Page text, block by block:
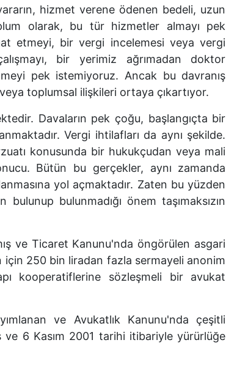
hizmet verene ödenen bedeli, uzun
olarak, bu tür hizmetler almayı pek
etmeyi, bir vergi incelemesi veya vergi
bir yerimiz ağrımadan doktor
pek istemiyoruz. Ancak bu davranış
toplumsal ilişkileri ortaya çıkartıyor.
Davaların pek çoğu, başlangıçta bir
Vergi ihtilafları da aynı şekilde.
konusunda bir hukukçudan veya mali
Bütün bu gerçekler, aynı zamanda
yol açmaktadır. Zaten bu yüzden
bulunmadığı önem taşımaksızın
ve Ticaret Kanunu'nda öngörülen asgari
250 bin liradan fazla sermayeli anonim
kooperatiflerine sözleşmeli bir avukat
ve Avukatlık Kanunu'nda çeşitli
ve 6 Kasım 2001 tarihi itibariyle yürürlüğe